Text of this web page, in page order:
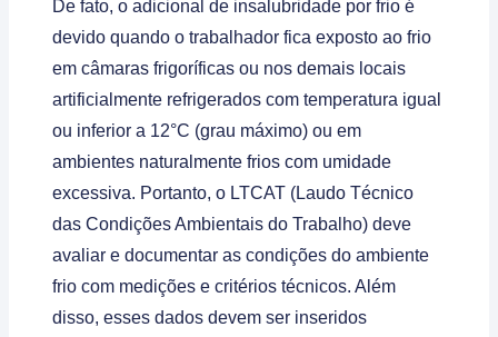
De fato, o adicional de insalubridade por frio é
devido quando o trabalhador fica exposto ao frio
em câmaras frigoríficas ou nos demais locais
artificialmente refrigerados com temperatura igual
ou inferior a 12°C (grau máximo) ou em
ambientes naturalmente frios com umidade
excessiva. Portanto, o LTCAT (Laudo Técnico
das Condições Ambientais do Trabalho) deve
avaliar e documentar as condições do ambiente
frio com medições e critérios técnicos. Além
disso, esses dados devem ser inseridos